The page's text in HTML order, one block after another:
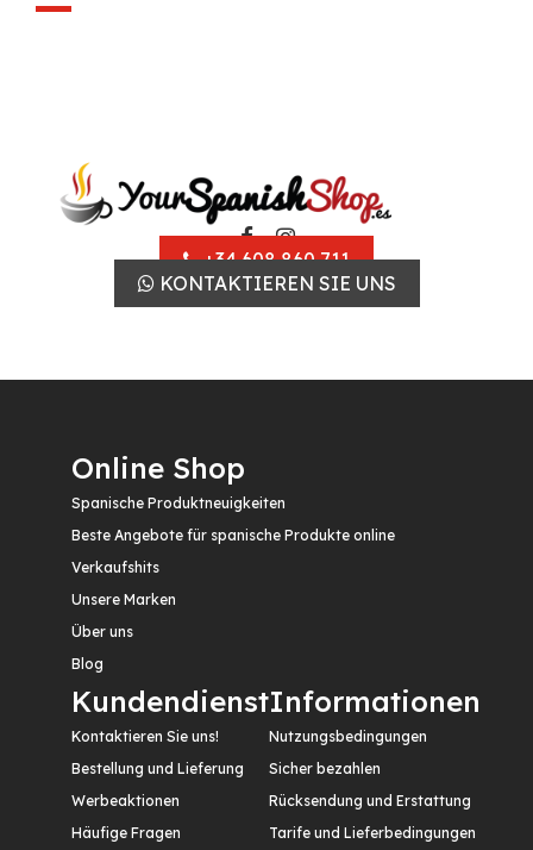
+34 608 860 711
KONTAKTIEREN SIE UNS
Online Shop
Spanische Produktneuigkeiten
Beste Angebote für spanische Produkte online
Verkaufshits
Unsere Marken
Über uns
Blog
Kundendienst
Kontaktieren Sie uns!
Bestellung und Lieferung
Werbeaktionen
Häufige Fragen
Informationen
Nutzungsbedingungen
Sicher bezahlen
Rücksendung und Erstattung
Tarife und Lieferbedingungen